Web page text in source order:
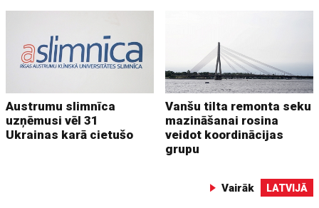
Austrumu slimnīca
uzņēmusi vēl 31
Ukrainas karā cietušo
Vanšu tilta remonta seku
mazināšanai rosina
veidot koordinācijas
grupu
Vairāk LATVIJĀ